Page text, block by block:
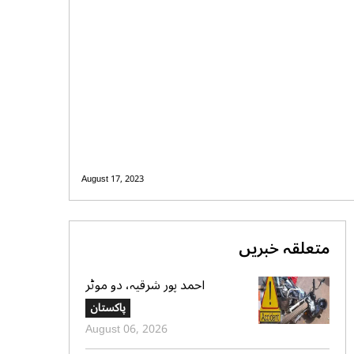
August 17, 2023
متعلقہ خبریں
احمد پور شرقیہ، دو موٹر
سائیکلوں میں تصادم، 2 افراد
جاں بحق، 3 زخمیپاکستان
August 06, 2026